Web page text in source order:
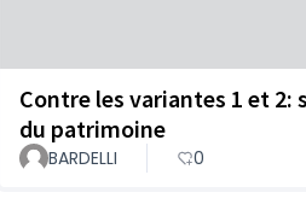
Contre les variantes 1 et 2:
du patrimoine
BARDELLI 0